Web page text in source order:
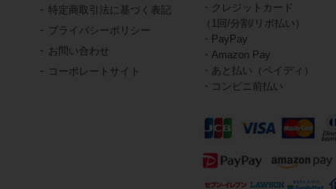
特定商取引法に基づく表記
プライバシーポリシー
お問い合わせ
コーポレートサイト
・クレジットカード
（1回/分割/リボ払い）
・PayPay
・Amazon Pay
・あと払い（ペイディ）
・コンビニ前払い